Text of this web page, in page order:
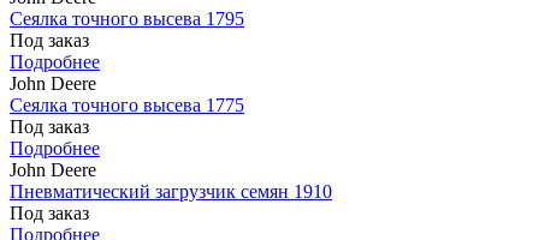
Сеялка точного высева 1795
Под заказ
Подробнее
John Deere
Сеялка точного высева 1775
Под заказ
Подробнее
John Deere
Пневматический загрузчик семян 1910
Под заказ
Подробнее